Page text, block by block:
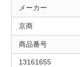
メーカー
京商
商品番号
13161655